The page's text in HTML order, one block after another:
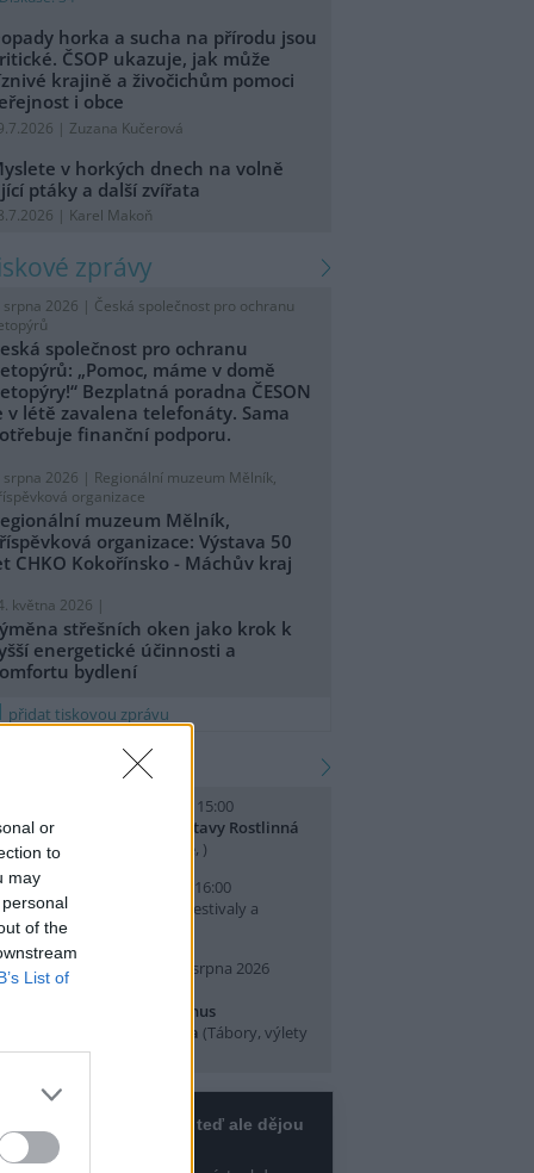
or
to
may
of the
List of
horka a sucha na přírodu jsou
ČSOP ukazuje, jak může
krajině a živočichům pomoci
i obce
| Zuzana Kučerová
v horkých dnech na volně
ptáky a další zvířata
| Karel Makoň
zprávy
srpna 2026 | Česká společnost pro ochranu
společnost pro ochranu
„Pomoc, máme v domě
Bezplatná poradna ČESON
v létě zavalena telefonáty. Sama
finanční podporu.
srpna 2026 | Regionální muzeum Mělník,
organizace
muzeum Mělník,
organizace: Výstava 50
CHKO Kokořínsko - Máchův kraj
května 2026 |
střešních oken jako krok k
energetické účinnosti a
bydlení
přidat tiskovou zprávu
akcí
srpna 2026 (sobota) 14:00 - 15:00
prohlídky výstavy Rostlinná
(Přednášky a diskuse, )
srpna 2026 (neděle) 10:00 - 16:00
Světového dne lvů
(Festivaly a
Praha 7 )
srpna 2026 (pondělí) - 14. srpna 2026
si v Pralese - 2. turnus
letního tábora (Tábory, výlety
akce, Praha 19 )